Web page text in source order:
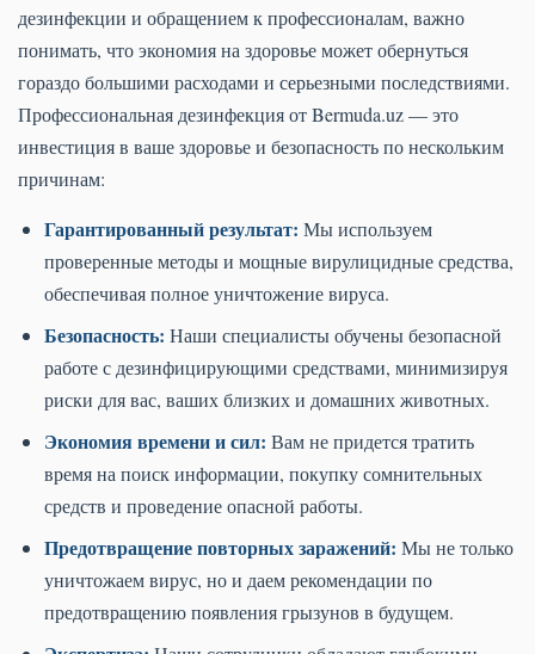
дезинфекции и обращением к профессионалам, важно
понимать, что экономия на здоровье может обернуться
гораздо большими расходами и серьезными последствиями.
Профессиональная дезинфекция от Bermuda.uz — это
инвестиция в ваше здоровье и безопасность по нескольким
причинам:
Гарантированный результат: Мы используем
проверенные методы и мощные вирулицидные средства,
обеспечивая полное уничтожение вируса.
Безопасность: Наши специалисты обучены безопасной
работе с дезинфицирующими средствами, минимизируя
риски для вас, ваших близких и домашних животных.
Экономия времени и сил: Вам не придется тратить
время на поиск информации, покупку сомнительных
средств и проведение опасной работы.
Предотвращение повторных заражений: Мы не только
уничтожаем вирус, но и даем рекомендации по
предотвращению появления грызунов в будущем.